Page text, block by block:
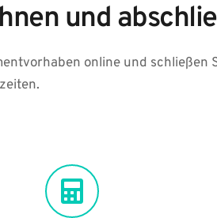
und
online und schließen